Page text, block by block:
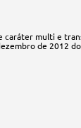
caráter multi e
de 2012